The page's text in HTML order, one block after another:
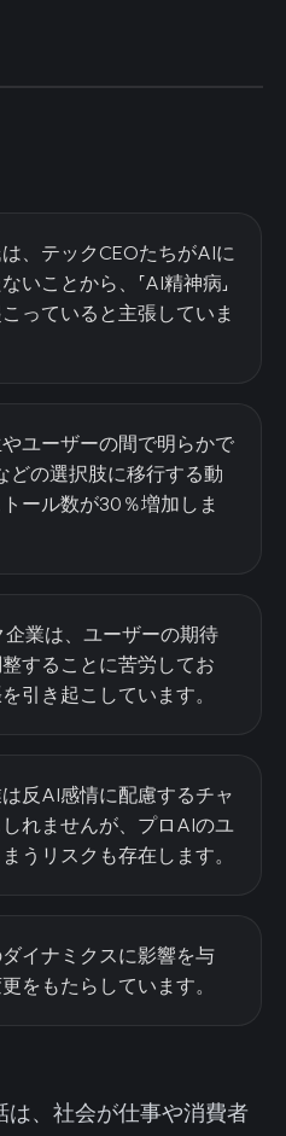
、テックCEOたちがAIに
いことから、「AI精神病」
っていると主張していま
ユーザーの間で明らかで
どの選択肢に移行する動
ール数が30％増加しま
業は、ユーザーの期待
することに苦労してお
引き起こしています。
反AI感情に配慮するチャ
れませんが、プロAIのユ
うリスクも存在します。
イナミクスに影響を与
をもたらしています。
、社会が仕事や消費者